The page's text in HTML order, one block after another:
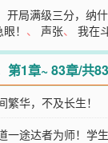
开局满级三分，纳
！ 、 声张、我在
第1章~ 83章/共
繁华，不及长生！
一途达者为师！学